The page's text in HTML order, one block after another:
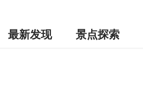
最新发现 景点探索